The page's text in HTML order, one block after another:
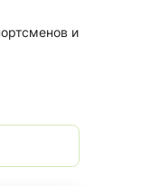
и